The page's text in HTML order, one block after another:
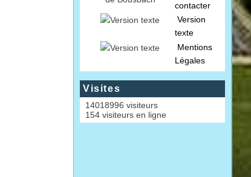
contacter
Version
texte
Mentions
Légales
Visites
14018996 visiteurs
154 visiteurs en ligne